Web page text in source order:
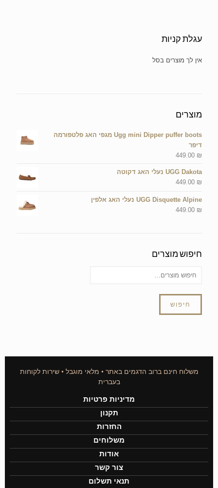
עגלת קניות
מוצרים
Ugg mini Dipper puffer boots מגפי האג פלטפורמה
דיפר
449.00 ₪
UGG Dakota נעלי האג דקוטה
449.00 ₪
UGG Disquette Alpine נעלי האג אלפין
449.00 ₪
חיפוש מוצרים
חיפוש
משלוח חינם ברוב הדגמים באתר • מלאי מוגבל • שירות לקוחות
בעברית
מדיניות פרטיות
תקנון
החזרות
משלוחים
אודות
צור קשר
תנאי תשלום